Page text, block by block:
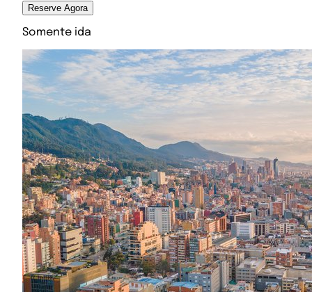
Reserve Agora
Somente ida